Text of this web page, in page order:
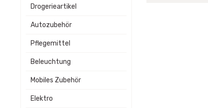
Drogerieartikel
Autozubehör
Pflegemittel
Beleuchtung
Mobiles Zubehör
Elektro